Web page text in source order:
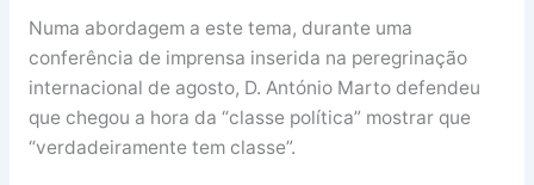
Numa abordagem a este tema, durante uma
conferência de imprensa inserida na peregrinação
internacional de agosto, D. António Marto defendeu
que chegou a hora da “classe política” mostrar que
“verdadeiramente tem classe”.